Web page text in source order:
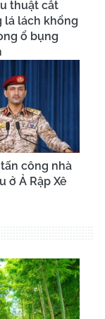
thuật cắt
lá lách khổng
ổ bụng
công nhà
ở Ả Rập Xê